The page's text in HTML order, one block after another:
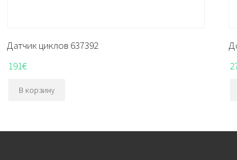
Датчик циклов 637392
191€
В корзину